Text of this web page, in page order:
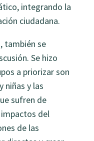
integrando la
ciudadana.
también se
Se hizo
a priorizar son
niñas y las
sufren de
del
de las